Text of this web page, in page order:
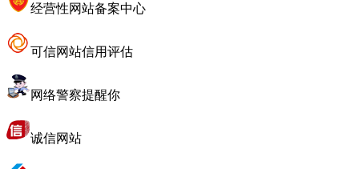
经营性网站备案中心
可信网站信用评估
网络警察提醒你
诚信网站